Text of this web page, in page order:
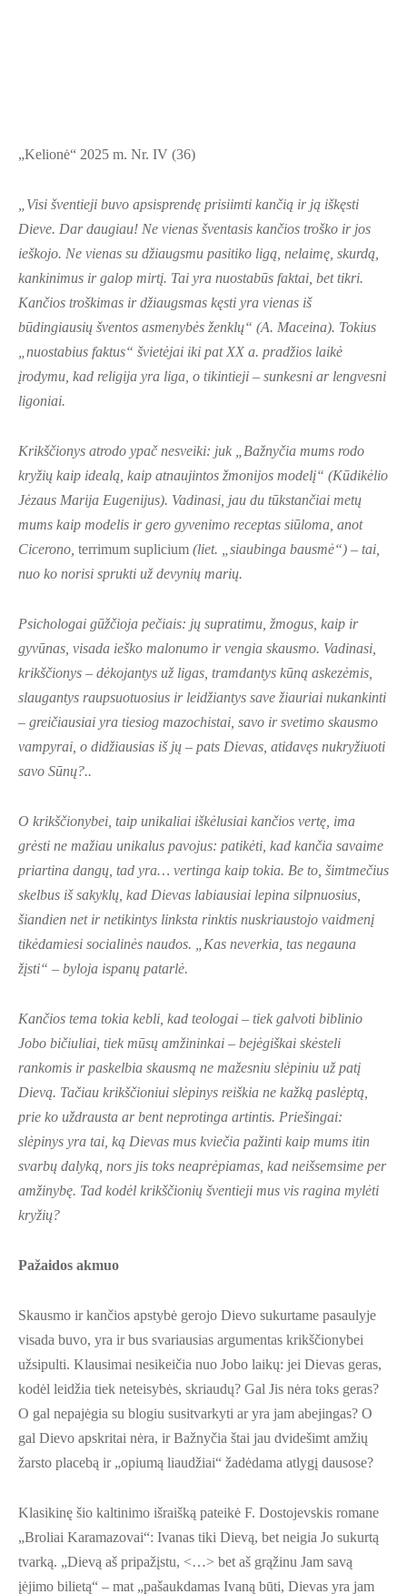
„Kelionė“ 2025 m. Nr. IV (36)
„Visi šventieji buvo apsisprendę prisiimti kančią ir ją iškęsti
Dieve. Dar daugiau! Ne vienas šventasis kančios troško ir jos
ieškojo. Ne vienas su džiaugsmu pasitiko ligą, nelaimę, skurdą,
kankinimus ir galop mirtį. Tai yra nuostabūs faktai, bet tikri.
Kančios troškimas ir džiaugsmas kęsti yra vienas iš
būdingiausių šventos asmenybės ženklų“ (A. Maceina). Tokius
„nuostabius faktus“ švietėjai iki pat XX a. pradžios laikė
įrodymu, kad religija yra liga, o tikintieji – sunkesni ar lengvesni
ligoniai.
Krikščionys atrodo ypač nesveiki: juk „Bažnyčia mums rodo
kryžių kaip idealą, kaip atnaujintos žmonijos modelį“ (Kūdikėlio
Jėzaus Marija Eugenijus). Vadinasi, jau du tūkstančiai metų
mums kaip modelis ir gero gyvenimo receptas siūloma, anot
Cicerono, terrimum suplicium (liet. „siaubinga bausmė“) – tai,
nuo ko norisi sprukti už devynių marių.
Psichologai gūžčioja pečiais: jų supratimu, žmogus, kaip ir
gyvūnas, visada ieško malonumo ir vengia skausmo. Vadinasi,
krikščionys – dėkojantys už ligas, tramdantys kūną askezėmis,
slaugantys raupsuotuosius ir leidžiantys save žiauriai nukankinti
– greičiausiai yra tiesiog mazochistai, savo ir svetimo skausmo
vampyrai, o didžiausias iš jų – pats Dievas, atidavęs nukryžiuoti
savo Sūnų?..
O krikščionybei, taip unikaliai iškėlusiai kančios vertę, ima
grėsti ne mažiau unikalus pavojus: patikėti, kad kančia savaime
priartina dangų, tad yra… vertinga kaip tokia. Be to, šimtmečius
skelbus iš sakyklų, kad Dievas labiausiai lepina silpnuosius,
šiandien net ir netikintys linksta rinktis nuskriaustojo vaidmenį
tikėdamiesi socialinės naudos. „Kas neverkia, tas negauna
žįsti“ – byloja ispanų patarlė.
Kančios tema tokia kebli, kad teologai – tiek galvoti biblinio
Jobo bičiuliai, tiek mūsų amžininkai – bejėgiškai skėsteli
rankomis ir paskelbia skausmą ne mažesniu slėpiniu už patį
Dievą. Tačiau krikščioniui slėpinys reiškia ne kažką paslėptą,
prie ko uždrausta ar bent neprotinga artintis. Priešingai:
slėpinys yra tai, ką Dievas mus kviečia pažinti kaip mums itin
svarbų dalyką, nors jis toks neaprėpiamas, kad neišsemsime per
amžinybę. Tad kodėl krikščionių šventieji mus vis ragina mylėti
kryžių?
Pažaidos akmuo
Skausmo ir kančios apstybė gerojo Dievo sukurtame pasaulyje
visada buvo, yra ir bus svariausias argumentas krikščionybei
užsipulti. Klausimai nesikeičia nuo Jobo laikų: jei Dievas geras,
kodėl leidžia tiek neteisybės, skriaudų? Gal Jis nėra toks geras?
O gal nepajėgia su blogiu susitvarkyti ar yra jam abejingas? O
gal Dievo apskritai nėra, ir Bažnyčia štai jau dvidešimt amžių
žarsto placebą ir „opiumą liaudžiai“ žadėdama atlygį dausose?
Klasikinę šio kaltinimo išraišką pateikė F. Dostojevskis romane
„Broliai Karamazovai“: Ivanas tiki Dievą, bet neigia Jo sukurtą
tvarką. „Dievą aš pripažįstu, <…> bet aš grąžinu Jam savą
įėjimo bilietą“ – mat „pašaukdamas Ivaną būti, Dievas yra jam